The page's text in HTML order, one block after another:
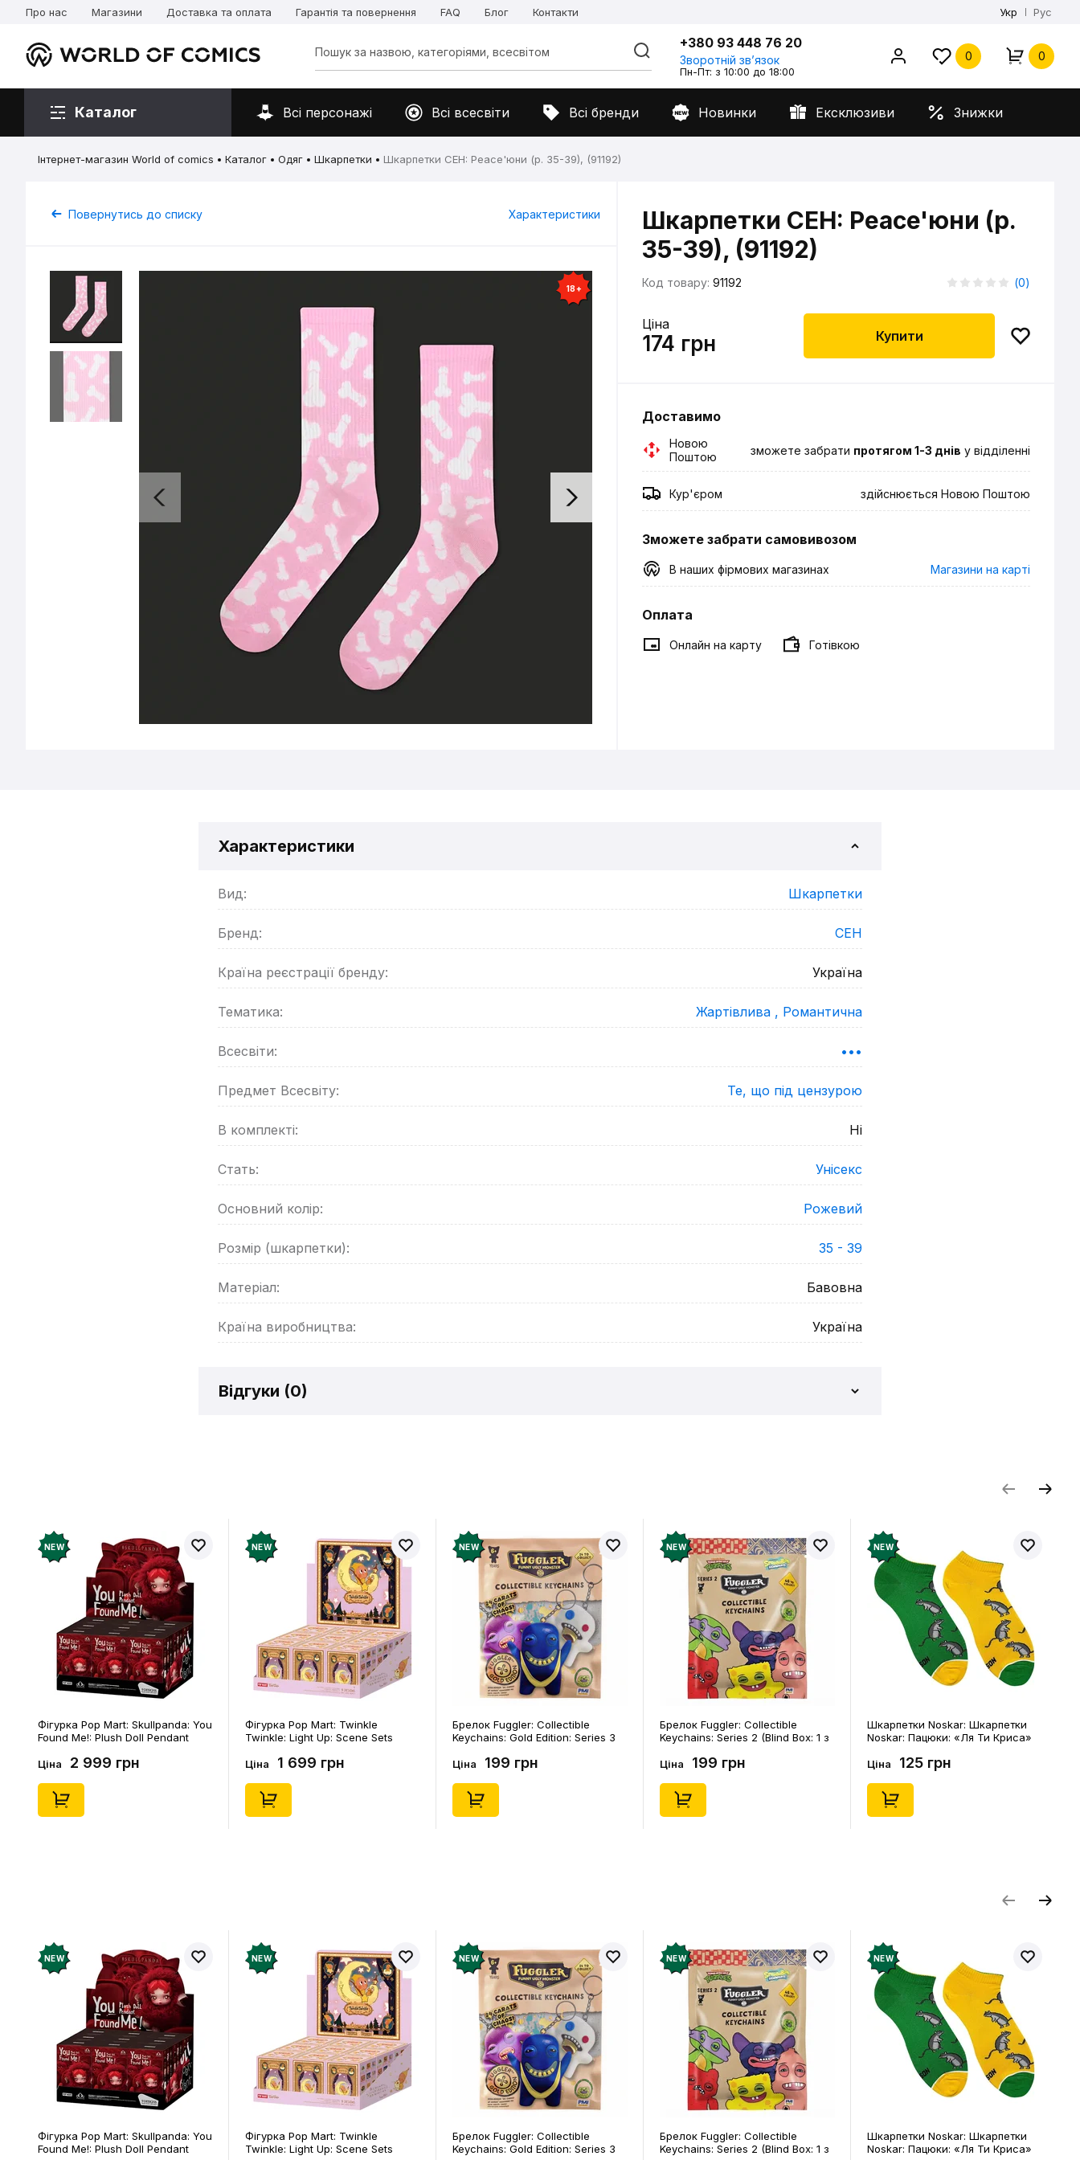
Про нас Магазини Доставка та оплата Гарантія та повернення FAQ Блог Контакти Укр Рус
+380 93 448 76 20
Зворотній звʼязок
Пн-Пт: з 10:00 до 18:00
0 0
Каталог Всі персонажі Всі всесвіти Всі бренди Новинки Ексклюзиви Знижки
Інтернет-магазин World of comics Каталог Одяг Шкарпетки Шкарпетки CEH: Peace'юни (р. 35-39), (91192)
Повернутись до списку Характеристики
18+
Шкарпетки CEH: Peace'юни (р.
35-39), (91192)
Код товару: 91192 (0)
Ціна
174 грн Купити
Доставимо
Новою
Поштою
зможете забрати протягом 1-3 днів у відділенні
Кур'єром здійснюється Новою Поштою
Зможете забрати самовивозом
В наших фірмових магазинах Магазини на карті
Оплата
Онлайн на карту Готівкою
Характеристики
Вид: Шкарпетки
Бренд: CEH
Країна реєстрації бренду: Україна
Тематика: Жартівлива , Романтична
Всесвіти: •••
Предмет Всесвіту: Те, що під цензурою
В комплекті: Ні
Стать: Унісекс
Основний колір: Рожевий
Розмір (шкарпетки): 35 - 39
Матеріал: Бавовна
Країна виробництва: Україна
Відгуки (0)
NEW
Фігурка Pop Mart: Skullpanda: You
Found Me!: Plush Doll Pendant
Edition), (29347)
Ціна 2 999 грн
NEW
Фігурка Pop Mart: Twinkle
Twinkle: Light Up: Scene Sets
Edition), (21372)
Ціна 1 699 грн
NEW
Брелок Fuggler: Collectible
Keychains: Gold Edition: Series 3
Ціна 199 грн
NEW
Брелок Fuggler: Collectible
Keychains: Series 2 (Blind Box: 1 з
Ціна 199 грн
NEW
Шкарпетки Noskar: Шкарпетки
Noskar: Пацюки: «Ля Ти Криса»
Ціна 125 грн
NEW
Фігурка Pop Mart: Skullpanda: You
Found Me!: Plush Doll Pendant
NEW
Фігурка Pop Mart: Twinkle
Twinkle: Light Up: Scene Sets
NEW
Брелок Fuggler: Collectible
Keychains: Gold Edition: Series 3
NEW
Брелок Fuggler: Collectible
Keychains: Series 2 (Blind Box: 1 з
NEW
Шкарпетки Noskar: Шкарпетки
Noskar: Пацюки: «Ля Ти Криса»